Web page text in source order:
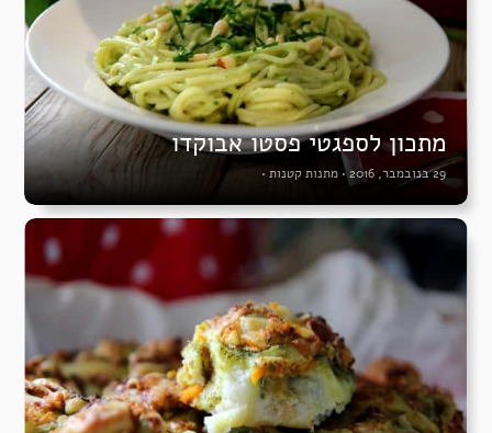
מתכון לספגטי פסטו אבוקדו
29 בנובמבר, 2016 • מתנות קטנות •